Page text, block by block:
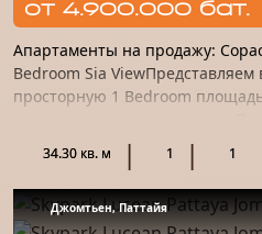
от 4.900.000 бат.
Апартаменты на продажу:
Bedroom Sia
просторную 1 Bedroom
качественным материало...
34.30 кв. м 1 1
Джомтьен, Паттайя